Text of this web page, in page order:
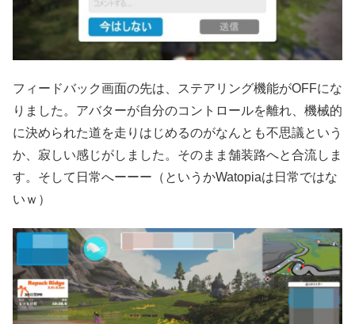
フィードバック画面の先は、ステアリング機能がOFFにな
りました。アバターが自分のコントロールを離れ、機械的
に決められた道を走りはじめるのがなんとも不思議という
か、寂しい感じがしました。そのまま舗装路へと合流しま
す。そして日常へーーー（というかWatopiaは日常ではな
いｗ）